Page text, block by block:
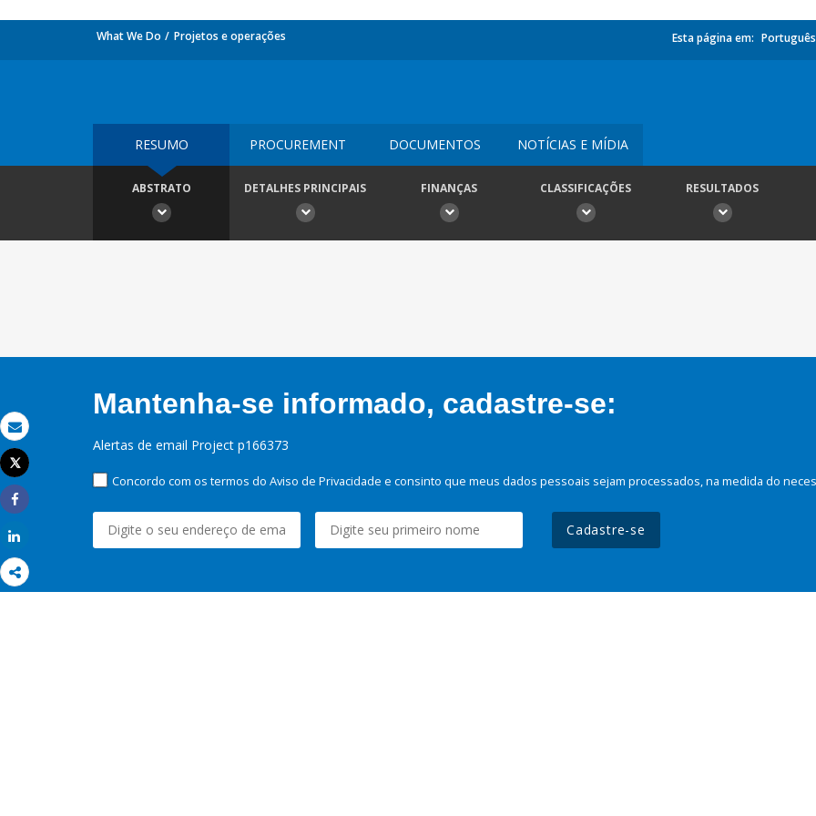
Email
Imprimir
Tweet
Share
What We Do Projetos e operações Esta página em: Português
RESUMO PROCUREMENT DOCUMENTOS NOTÍCIAS E MÍDIA
ABSTRATO DETALHES PRINCIPAIS FINANÇAS CLASSIFICAÇÕES RESULTADOS
Mantenha-se informado, cadastre-se:
Alertas de email Project p166373
Concordo com os termos do Aviso de Privacidade e consinto que meus dados pessoais sejam processados, na medida do
Cadastre-se